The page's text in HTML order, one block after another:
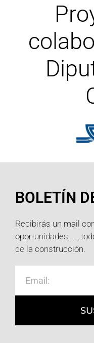
BOLETÍN
Recibirás un mail
oportunidades, …,
de la construcción.